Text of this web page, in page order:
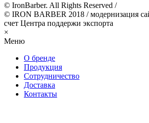
© IronBarber. All Rights Reserved /
© IRON BARBER 2018 / модернизация
счет Центра поддержи экспорта
×
Меню
О бренде
Продукция
Сотрудничество
Доставка
Контакты